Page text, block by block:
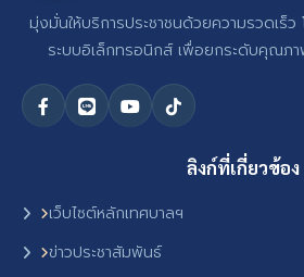
มุ่งมั่นให้บริการประชาชนด้วยความรวดเร็
ระบบอิเล็กทรอนิกส์ เพื่อยกระดับคุณภ
ลิงก์ที่เกี่ยวข้อง
เว็บไซต์หลักเทศบาลฯ
ข่าวประชาสัมพันธ์